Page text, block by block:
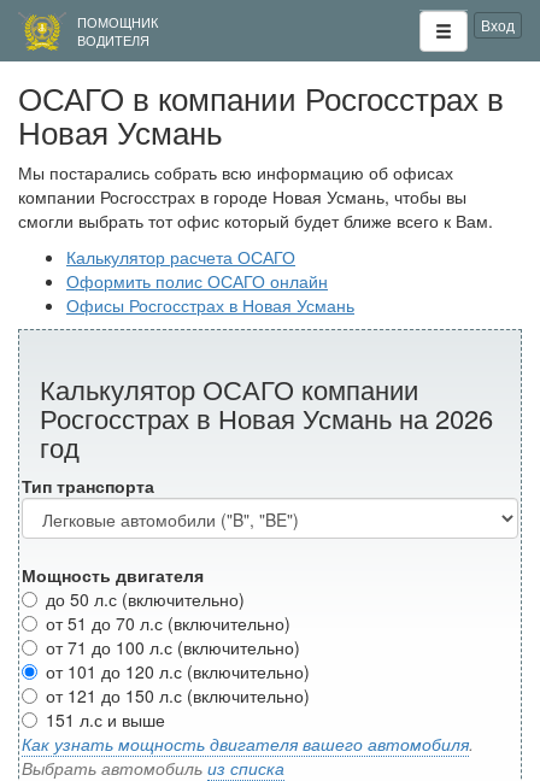
ПОМОЩНИК
ВОДИТЕЛЯ
Вход
ОСАГО в компании Росгосстрах в
Новая Усмань
Мы постарались собрать всю информацию об офисах
компании Росгосстрах в городе Новая Усмань, чтобы вы
смогли выбрать тот офис который будет ближе всего к Вам.
Калькулятор расчета ОСАГО
Оформить полис ОСАГО онлайн
Офисы Росгосстрах в Новая Усмань
Калькулятор ОСАГО компании
Росгосстрах в Новая Усмань на 2026
год
Тип транспорта
Мощность двигателя
до 50 л.с (включительно)
от 51 до 70 л.с (включительно)
от 71 до 100 л.с (включительно)
от 101 до 120 л.с (включительно)
от 121 до 150 л.с (включительно)
151 л.с и выше
Как узнать мощность двигателя вашего автомобиля.
Выбрать автомобиль из списка